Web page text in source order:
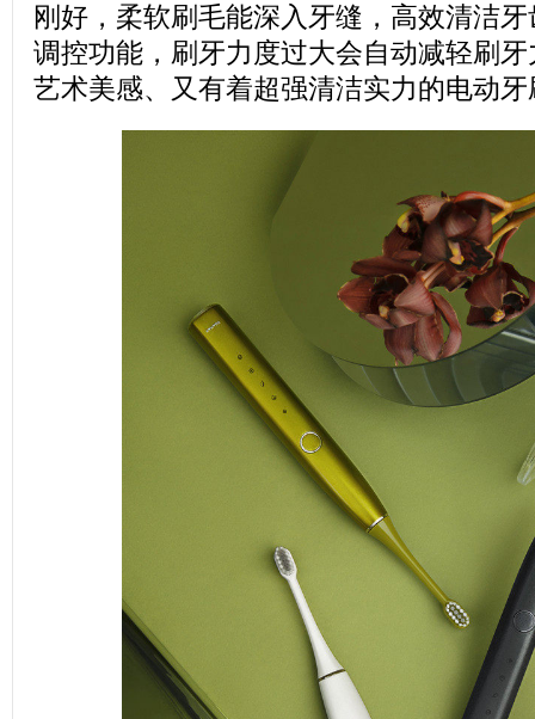
刚好，柔软刷毛能深入牙缝，高效清洁
调控功能，刷牙力度过大会自动减轻刷
艺术美感、又有着超强清洁实力的电动牙